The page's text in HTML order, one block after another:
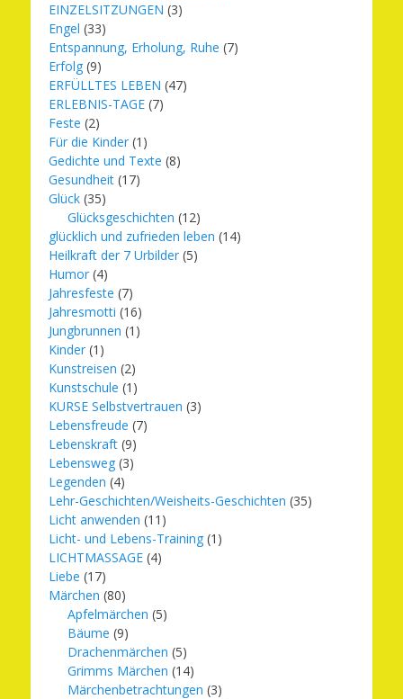
EINZELSITZUNGEN (3)
Engel (33)
Entspannung, Erholung, Ruhe (7)
Erfolg (9)
ERFÜLLTES LEBEN (47)
ERLEBNIS-TAGE (7)
Feste (2)
Für die Kinder (1)
Gedichte und Texte (8)
Gesundheit (17)
Glück (35)
Glücksgeschichten (12)
glücklich und zufrieden leben (14)
Heilkraft der 7 Urbilder (5)
Humor (4)
Jahresfeste (7)
Jahresmotti (16)
Jungbrunnen (1)
Kinder (1)
Kunstreisen (2)
Kunstschule (1)
KURSE Selbstvertrauen (3)
Lebensfreude (7)
Lebenskraft (9)
Lebensweg (3)
Legenden (4)
Lehr-Geschichten/Weisheits-Geschichten (35)
Licht anwenden (11)
Licht- und Lebens-Training (1)
LICHTMASSAGE (4)
Liebe (17)
Märchen (80)
Apfelmärchen (5)
Bäume (9)
Drachenmärchen (5)
Grimms Märchen (14)
Märchenbetrachtungen (3)